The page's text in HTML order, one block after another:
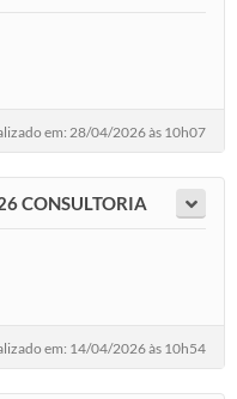
em: 28/04/2026 às 10h07
CONSULTORIA
em: 14/04/2026 às 10h54